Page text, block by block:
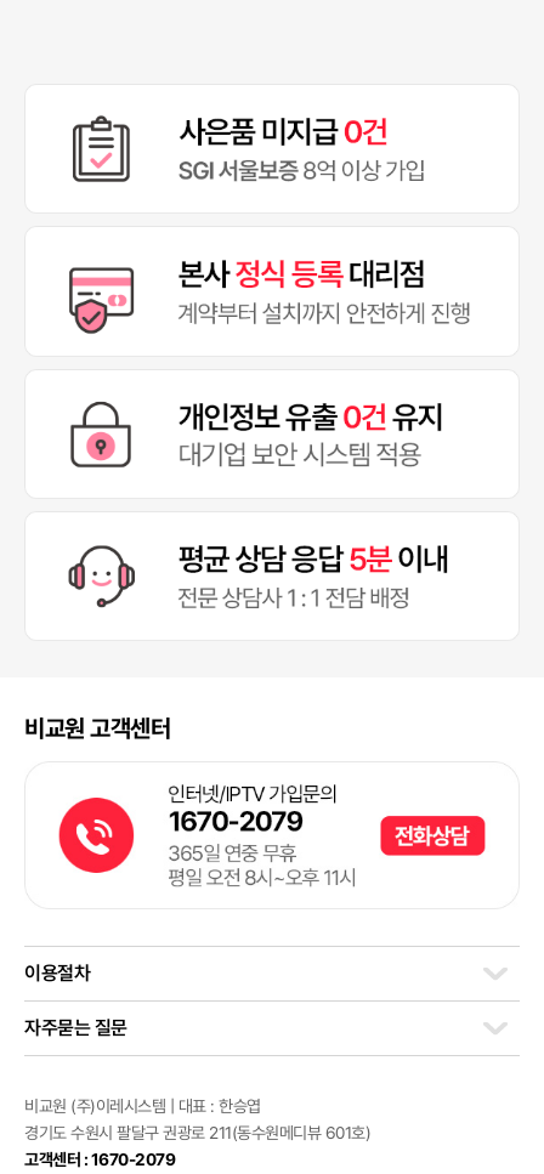
비교원 고객센터
이용절차
자주묻는 질문
비교원 (주)이레시스템 | 대표 : 한승엽
경기도 수원시 팔달구 권광로 211(동수원메디뷰 601호)
고객센터 : 1670-2079